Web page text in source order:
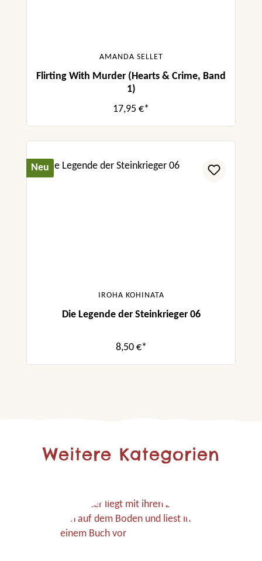
AMANDA SELLET
Flirting With Murder (Hearts & Crime, Band
1)
17,95 €*
Neu
IROHA KOHINATA
Die Legende der Steinkrieger 06
8,50 €*
Weitere Kategorien